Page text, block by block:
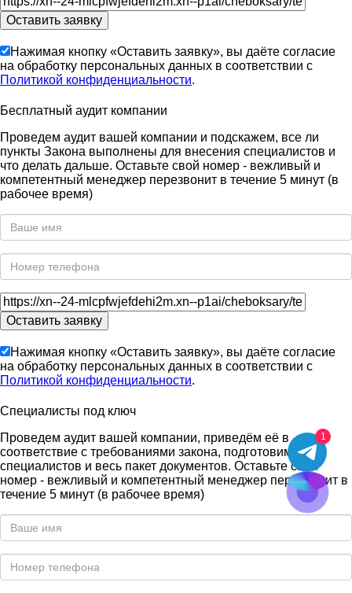
Нажимая кнопку «Оставить заявку», вы даёте согласие
на обработку персональных данных в соответствии с
Политикой конфиденциальности.
Бесплатный аудит компании
Проведем аудит вашей компании и подскажем, все ли
пункты Закона выполнены для внесения специалистов и
что делать дальше. Оставьте свой номер - вежливый и
компетентный менеджер перезвонит в течение 5 минут (в
рабочее время)
Нажимая кнопку «Оставить заявку», вы даёте согласие
на обработку персональных данных в соответствии с
Политикой конфиденциальности.
Специалисты под ключ
Проведем аудит вашей компании, приведём её в
соответствие с требованиями закона, подготовим
специалистов и весь пакет документов. Оставьте свой
номер - вежливый и компетентный менеджер перезвонит в
течение 5 минут (в рабочее время)
1